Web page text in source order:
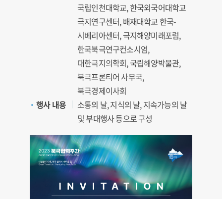
국립인천대학교, 한국외국어대학교
극지연구센터, 배재대학교 한국-
시베리아센터, 극지해양미래포럼,
한국북극연구컨소시엄,
대한극지의학회, 국립해양박물관,
북극프론티어 사무국,
북극경제이사회
행사 내용
소통의 날, 지식의 날, 지속가능의 날
및 부대행사 등으로 구성